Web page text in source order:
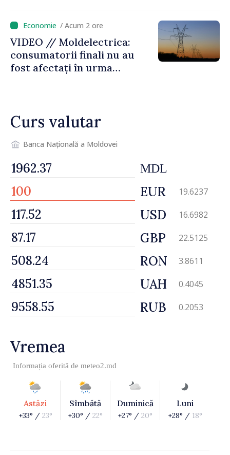
caniculă
/ Acum 2 ore
VIDEO // Moldelectrica:
consumatorii finali nu au
fost afectați în urma
regim prioritar
Curs valutar
Banca Națională a Moldovei
MDL
EUR 19.6237
USD 16.6982
GBP 22.5125
RON 3.8611
UAH 0.4045
RUB 0.2053
Vremea
Informația oferită de meteo2.md
Astăzi
+33° / 23°
Sîmbătă
+30° / 22°
Duminică
+27° / 20°
Luni
+28° / 18°